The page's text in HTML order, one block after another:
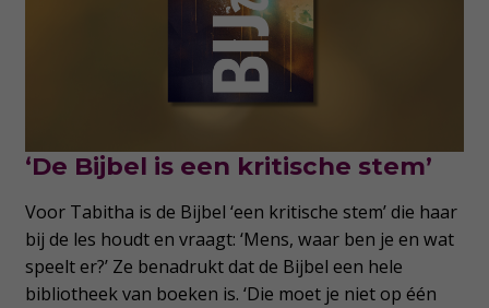
‘De Bijbel is een kritische stem’
Voor Tabitha is de Bijbel ‘een kritische stem’ die haar
bij de les houdt en vraagt: ‘Mens, waar ben je en wat
speelt er?’ Ze benadrukt dat de Bijbel een hele
bibliotheek van boeken is. ‘Die moet je niet op één